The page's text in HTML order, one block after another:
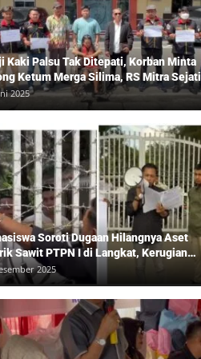
Kaki Palsu Tak Ditepati, Korban Minta
Ketum Merga Silima, RS Mitra Sejati
Kuasa Hukum, Hans Silalahi
Julita Cari Keadilan
2025
Soroti Dugaan Hilangnya Aset
Sawit PTPN I di Langkat, Kerugian
Ditaksir Rp20 Miliar
2025